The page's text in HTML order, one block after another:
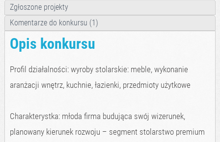
Zgłoszone projekty
Komentarze do konkursu (1)
Opis konkursu
Profil działalności: wyroby stolarskie: meble, wykonanie
aranżacji wnętrz, kuchnie, łazienki, przedmioty użytkowe
Charakterystka: młoda firma budująca swój wizerunek,
planowany kierunek rozwoju – segment stolarstwo premium